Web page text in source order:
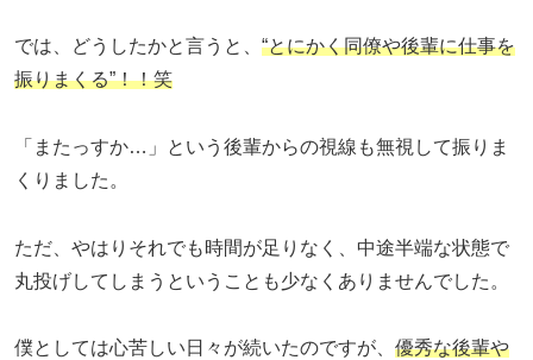
では、どうしたかと言うと、 “とにかく同僚や後輩に仕事を
振りまくる”！！笑
「またっすか…」という後輩からの視線も無視して振りま
くりました。
ただ、やはりそれでも時間が足りなく、中途半端な状態で
丸投げしてしまうということも少なくありませんでした。
僕としては心苦しい日々が続いたのですが、 優秀な後輩や